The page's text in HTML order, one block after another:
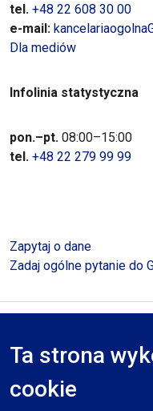
Ta strona
cookie
tel. +48 22 608 30 00
e-mail:
Dla mediów
Infolinia statystyczna
pon.–pt. 08:00–15:00
tel. +48 22 279 99 99
Zapytaj o dane
Zadaj ogólne pytanie do
RODO